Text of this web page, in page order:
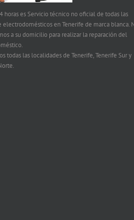
horas es Servicio técnico no oficial de todas las
electrodomésticos en Tenerife de marca blanca.
a su domicilio para realizar la reparación del
todas las localidades de Tenerife, Tenerife Sur y